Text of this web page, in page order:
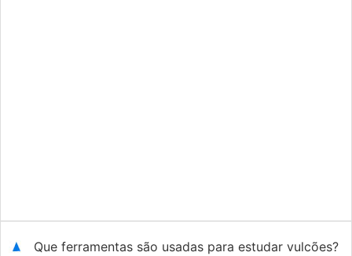
Que ferramentas são usadas para estudar vulcões?